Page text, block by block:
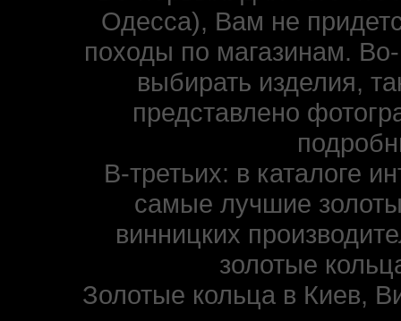
Одесса), Вам не
походы по магазинам.
выбирать изделия,
представлено
В-третьих: в каталоге
самые лучшие
винницких
золотые
Золотые кольца в Киев,